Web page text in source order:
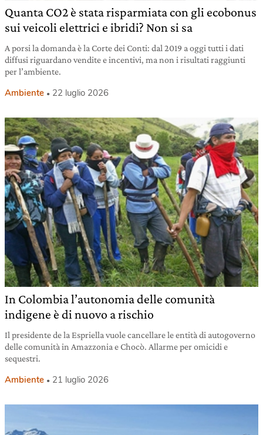
Quanta CO2 è stata risparmiata con gli ecobonus
sui veicoli elettrici e ibridi? Non si sa
A porsi la domanda è la Corte dei Conti: dal 2019 a oggi tutti i dati
diffusi riguardano vendite e incentivi, ma non i risultati raggiunti
per l’ambiente.
Ambiente 22 luglio 2026
In Colombia l’autonomia delle comunità
indigene è di nuovo a rischio
Il presidente de la Espriella vuole cancellare le entità di autogoverno
delle comunità in Amazzonia e Chocò. Allarme per omicidi e
sequestri.
Ambiente 21 luglio 2026